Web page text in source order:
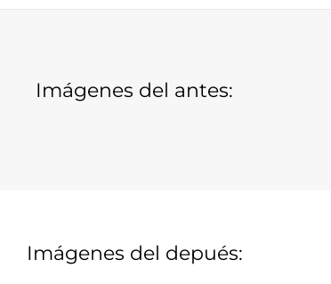
Imágenes del antes:
Imágenes del depués: